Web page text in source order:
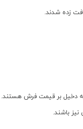
دخیل بر قیمت فرش هستند.
باشند.